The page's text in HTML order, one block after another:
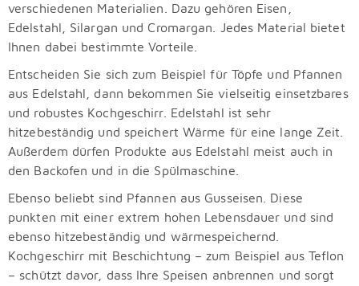
verschiedenen Materialien. Dazu gehören Eisen,
Edelstahl, Silargan und Cromargan. Jedes Material bietet
Ihnen dabei bestimmte Vorteile.
Entscheiden Sie sich zum Beispiel für Töpfe und Pfannen
aus Edelstahl, dann bekommen Sie vielseitig einsetzbares
und robustes Kochgeschirr. Edelstahl ist sehr
hitzebeständig und speichert Wärme für eine lange Zeit.
Außerdem dürfen Produkte aus Edelstahl meist auch in
den Backofen und in die Spülmaschine.
Ebenso beliebt sind Pfannen aus Gusseisen. Diese
punkten mit einer extrem hohen Lebensdauer und sind
ebenso hitzebeständig und wärmespeichernd.
Kochgeschirr mit Beschichtung – zum Beispiel aus Teflon
– schützt davor, dass Ihre Speisen anbrennen und sorgt